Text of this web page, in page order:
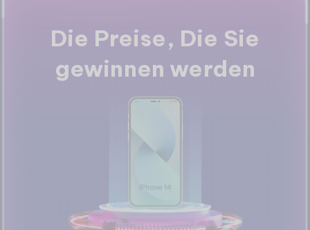
Die Preise, Die Sie
gewinnen werden